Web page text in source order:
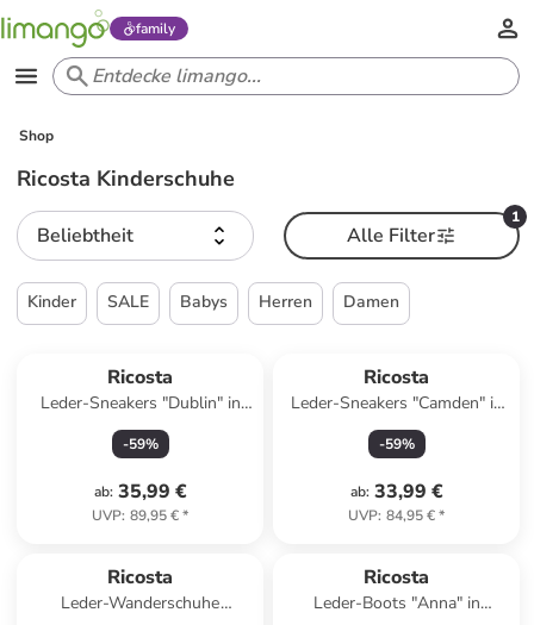
family
Shop
Ricosta Kinderschuhe
Beliebtheit
1
Alle Filter
Kinder SALE Babys Herren Damen
Ricosta
Leder-Sneakers "Dublin" in
Blau
-59%
ab: 35,99 €
UVP: 89,95 €*
Ricosta
Leder-Sneakers "Camden" in
Lila
-59%
ab: 33,99 €
UVP: 84,95 €*
Ricosta
Leder-Wanderschuhe
Ricosta
Leder-Boots "Anna" in